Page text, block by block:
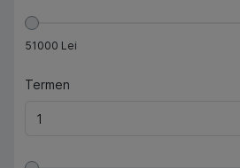
51000 Lei
Termen